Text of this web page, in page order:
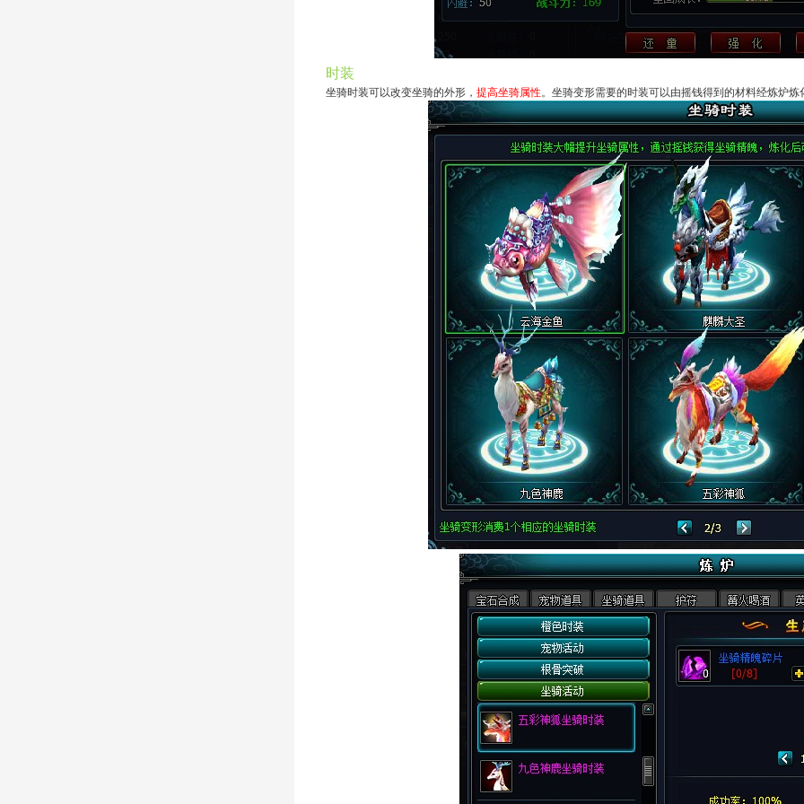
时装
坐骑时装可以改变坐骑的外形， 提高坐骑属性。坐骑变形需要的时装可以由摇钱得到的材料经炼炉炼